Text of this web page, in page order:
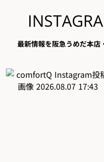
最新情報を阪急うめだ本店